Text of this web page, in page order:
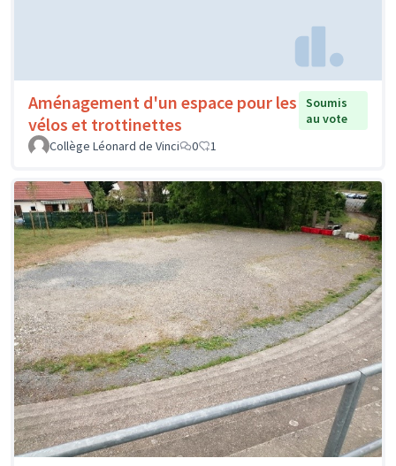
Aménagement d'un espace pour les
vélos et trottinettes
Soumis
au vote
Collège Léonard de Vinci
0 1